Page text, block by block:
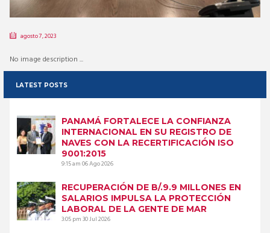
agosto 7, 2023
No image description ...
LATEST POSTS
PANAMÁ FORTALECE LA CONFIANZA
INTERNACIONAL EN SU REGISTRO DE
NAVES CON LA RECERTIFICACIÓN ISO
9001:2015
9:15 am06 Ago 2026
RECUPERACIÓN DE B/.9.9 MILLONES EN
SALARIOS IMPULSA LA PROTECCIÓN
LABORAL DE LA GENTE DE MAR
3:05 pm30 Jul 2026